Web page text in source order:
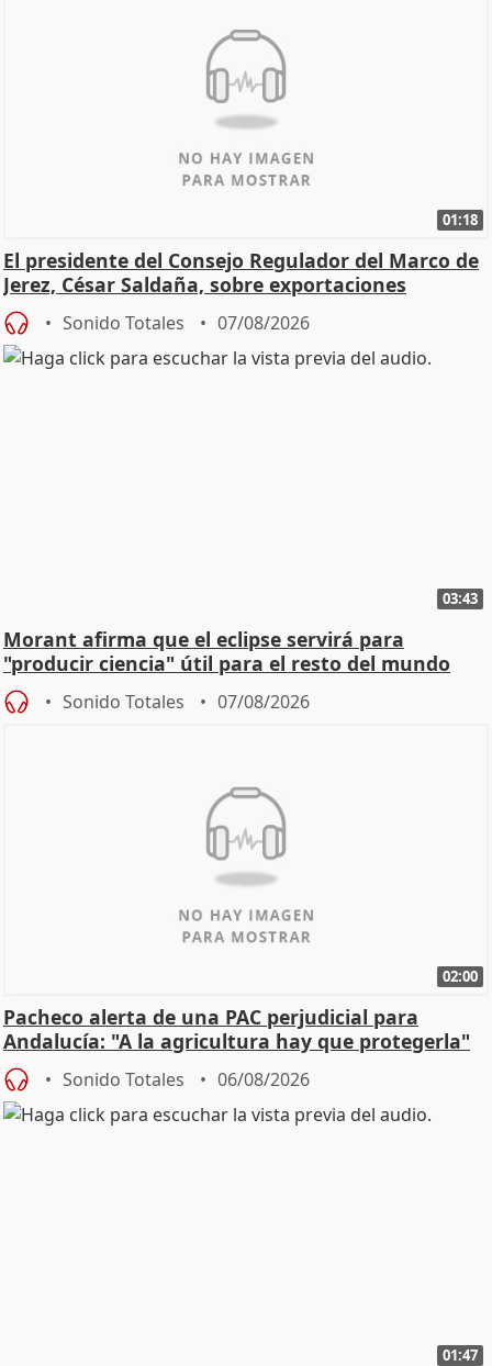
01:18
El presidente del Consejo Regulador del Marco de
Jerez, César Saldaña, sobre exportaciones
Sonido Totales 07/08/2026
03:43
Morant afirma que el eclipse servirá para
"producir ciencia" útil para el resto del mundo
Sonido Totales 07/08/2026
02:00
Pacheco alerta de una PAC perjudicial para
Andalucía: "A la agricultura hay que protegerla"
Sonido Totales 06/08/2026
01:47